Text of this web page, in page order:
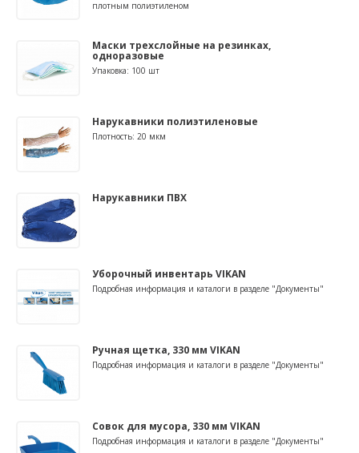
плотным полиэтиленом
Маски трехслойные на резинках,
одноразовые
Упаковка: 100 шт
Нарукавники полиэтиленовые
Плотность: 20 мкм
Нарукавники ПВХ
Уборочный инвентарь VIKAN
Подробная информация и каталоги в разделе "Документы"
Ручная щетка, 330 мм VIKAN
Подробная информация и каталоги в разделе "Документы"
Совок для мусора, 330 мм VIKAN
Подробная информация и каталоги в разделе "Документы"